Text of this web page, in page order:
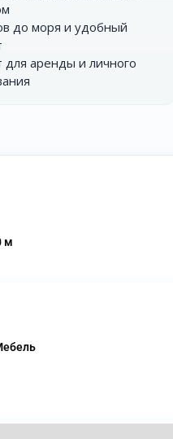
до моря и удобный
аренды и личного
м